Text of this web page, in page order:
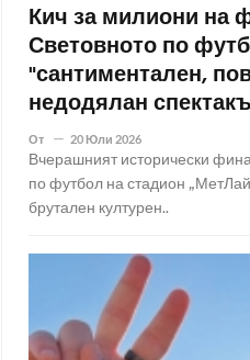
Кич за милиони на
Световното по
"сантиментален,
недодялан
От 20 Юли 2026
Вчерашният исторически
по футбол на стадион
брутален културен..